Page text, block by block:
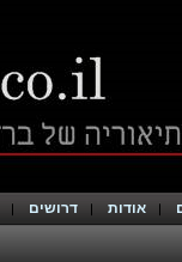
אודות דרושים